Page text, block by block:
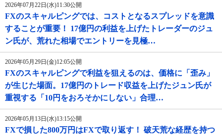
2026年07月22日(水)11:30公開
FXのスキャルピングでは、コストとなるスプレッドを意識
することが重要！ 17億円の利益を上げたトレーダーのジュ
ン氏が、荒れた相場でエントリーを見極…
2026年05月29日(金)12:05公開
FXのスキャルピングで利益を狙えるのは、価格に「歪み」
が生じた場面。17億円のトレード収益を上げたジュン氏が
重視する「10円をおろそかにしない」合理…
2026年05月13日(水)13:15公開
FXで損した800万円はFXで取り返す！ 破天荒な経歴を持つ